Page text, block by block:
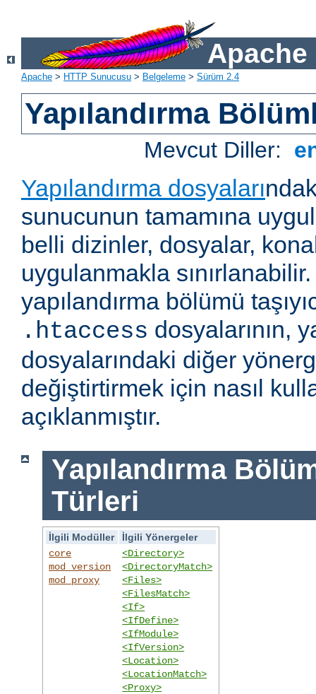
Apache
Apache > HTTP Sunucusu > Belgeleme > Sürüm 2.4
Yapılandırma
Mevcut Diller:
Yapılandırma dosyaları
sunucunun tamamına
belli dizinler, dosyalar,
uygulanmakla
yapılandırma bölümü
.htaccess dosyalarının,
dosyalarındaki diğer
değiştirtirmek için nasıl
açıklanmıştır.
Yapılandırma
Türleri
İlgili Modüller
İlgili Yönergeler
core
mod_version
mod_proxy
<Directory>
<DirectoryMatch>
<Files>
<FilesMatch>
<If>
<IfDefine>
<IfModule>
<IfVersion>
<Location>
<LocationMatch>
<Proxy>